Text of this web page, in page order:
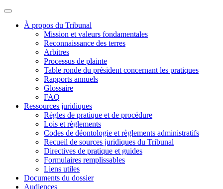
À propos du Tribunal
Mission et valeurs fondamentales
Reconnaissance des terres
Arbitres
Processus de plainte
Table ronde du président concernant les pratiques
Rapports annuels
Glossaire
FAQ
Ressources juridiques
Règles de pratique et de procédure
Lois et règlements
Codes de déontologie et règlements administratifs
Recueil de sources juridiques du Tribunal
Directives de pratique et guides
Formulaires remplissables
Liens utiles
Documents du dossier
Audiences